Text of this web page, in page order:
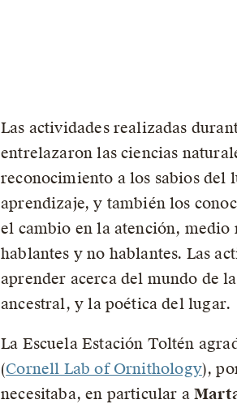
Las actividades realizadas
entrelazaron las ciencias
reconocimiento a los sabios del
aprendizaje, y también los
el cambio en la atención, medio
hablantes y no hablantes. Las
aprender acerca del mundo de
ancestral, y la poética del lugar.
La Escuela Estación Toltén
(Cornell Lab of Ornithology),
necesitaba, en particular a